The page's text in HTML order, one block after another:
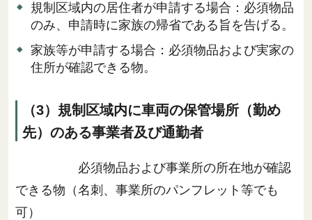
規制区域内の居住者が申請する場合：必須物品
のみ、申請時に家族の帰省である旨を告げる。
家族等が申請する場合：必須物品および実家の
住所が確認できる物。
（3）規制区域内に車両の保管場所（勤め
先）のある事業者及び通勤者
必須物品および事業所の所在地が確認
できる物（名刺、事業所のパンフレット等でも
可）